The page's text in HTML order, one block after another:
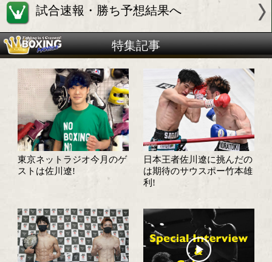
試合情報
試合日程・勝ち予想へ
試合速報・勝ち予想結果へ
特集記事